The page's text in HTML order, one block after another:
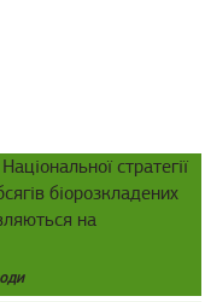
стратегії
біорозкладених
на